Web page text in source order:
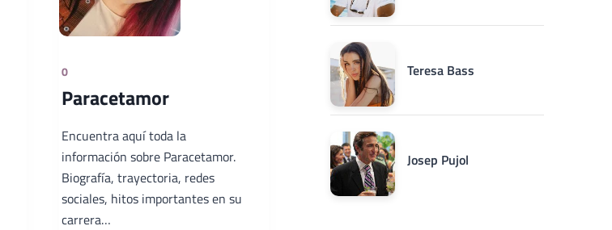
0
Paracetamor
Encuentra aquí toda la
información sobre Paracetamor.
Biografía, trayectoria, redes
sociales, hitos importantes en su
carrera…
Teresa Bass
Josep Pujol